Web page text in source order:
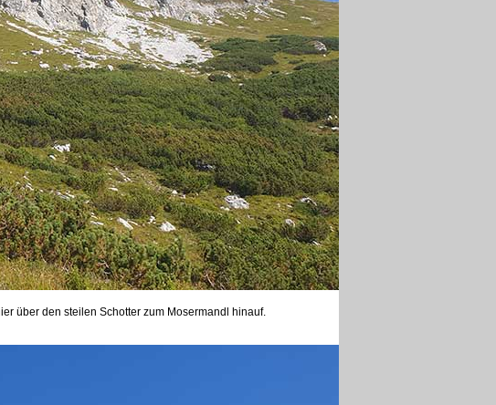
über den steilen Schotter zum Mosermandl hinauf.